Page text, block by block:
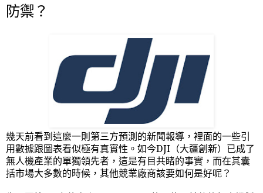
防禦？
幾天前看到這麼一則第三方預測的新聞報導，裡面的一些引
用數據跟圖表看似極有真實性。如今DJI （大疆創新）已成了
無人機產業的單獨領先者，這是有目共睹的事實，而在其囊
括市場大多數的時候，其他競業廠商該要如何是好呢？